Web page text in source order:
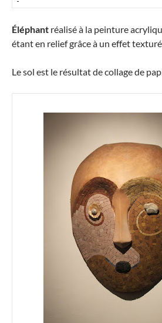
Éléphant réalisé à la peinture
étant en relief grâce à un effet
Le sol est le résultat de collage de